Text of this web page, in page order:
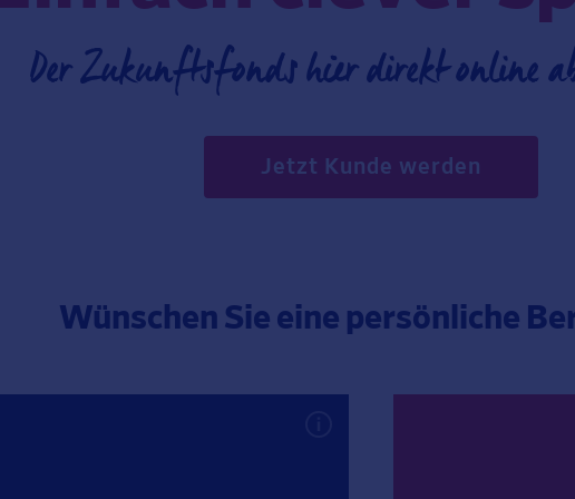
Der Zukunftsfonds hier direkt online
Jetzt Kunde werden
Wünschen Sie eine persönliche